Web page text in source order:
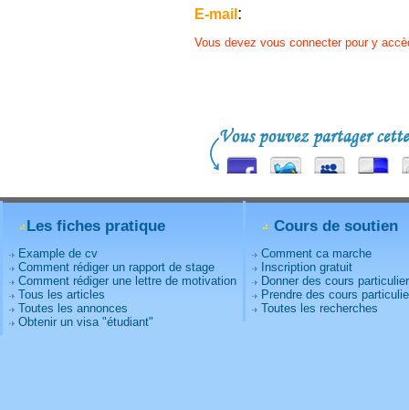
E-mail:
Vous devez vous connecter pour y
Les fiches pratique
Example de cv
Comment rédiger un rapport de stage
Comment rédiger une lettre de motivation
Tous les articles
Toutes les annonces
Obtenir un visa "étudiant"
Cours de soutien
Comment ca marche
Inscription gratuit
Donner des cours
Prendre des cours
Toutes les recherches